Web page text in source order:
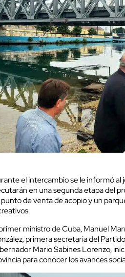
el intercambio se le informó al
en una segunda etapa del
de venta de acopio y un
ministro de Cuba, Manuel
primera secretaria del
Mario Sabines Lorenzo,
para conocer los avances